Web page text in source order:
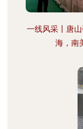
一线风采丨唐
海，南